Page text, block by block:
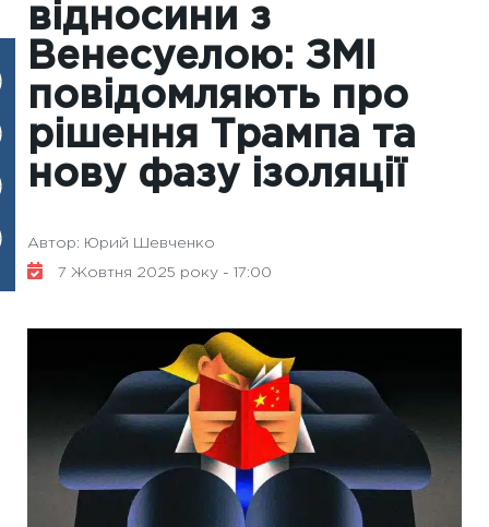
відносини з
Венесуелою: ЗМІ
повідомляють про
рішення Трампа та
нову фазу ізоляції
Автор: Юрий Шевченко
7 Жовтня 2025 року - 17:00